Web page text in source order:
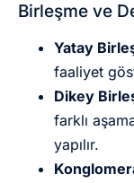
Birleşme ve
Yatay
faaliyet
Dikey
farklı
yapılır.